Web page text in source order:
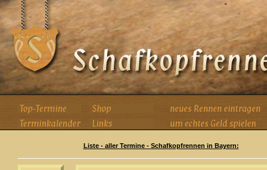
Liste - aller Termine - Schafkopfrennen in Bayern: